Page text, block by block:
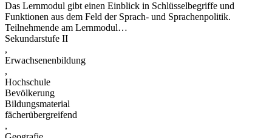
Das Lernmodul gibt einen Einblick in Schlüsselbegriffe und
Funktionen aus dem Feld der Sprach- und Sprachenpolitik.
Teilnehmende am Lernmodul…
Sekundarstufe II
,
Erwachsenenbildung
,
Hochschule
Bevölkerung
Bildungsmaterial
fächerübergreifend
,